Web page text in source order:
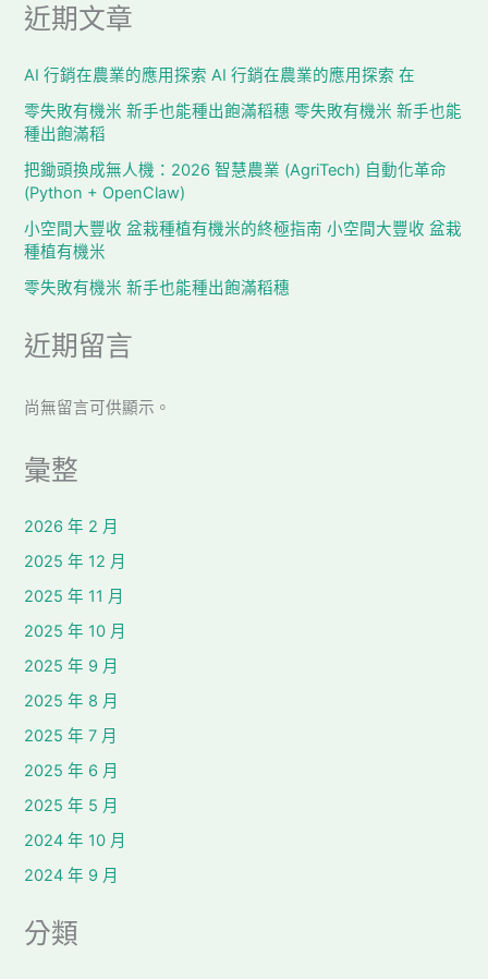
近期文章
AI 行銷在農業的應用探索 AI 行銷在農業的應用探索 在
零失敗有機米 新手也能種出飽滿稻穗 零失敗有機米 新手也能
種出飽滿稻
把鋤頭換成無人機：2026 智慧農業 (AgriTech) 自動化革命
(Python + OpenClaw)
小空間大豐收 盆栽種植有機米的終極指南 小空間大豐收 盆栽
種植有機米
零失敗有機米 新手也能種出飽滿稻穗
近期留言
尚無留言可供顯示。
彙整
2026 年 2 月
2025 年 12 月
2025 年 11 月
2025 年 10 月
2025 年 9 月
2025 年 8 月
2025 年 7 月
2025 年 6 月
2025 年 5 月
2024 年 10 月
2024 年 9 月
分類